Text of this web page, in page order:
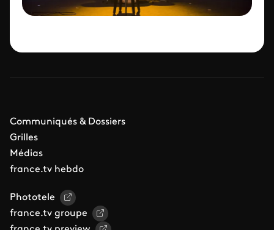
Communiqués & Dossiers
Grilles
Médias
france.tv hebdo
Phototele
france.tv groupe